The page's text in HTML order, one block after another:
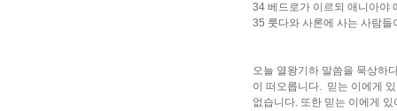
34 베드로가 이르되 애니아야
35 룻다와 사론에 사는 사람
오늘 열왕기하 말씀을 묵상하
이 떠오릅니다. 믿는 이에게
없습니다. 또한 믿는 이에게